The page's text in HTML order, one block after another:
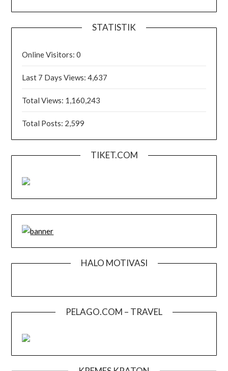
STATISTIK
Online Visitors:0
Last 7 Days Views:4,637
Total Views: 1,160,243
Total Posts: 2,599
TIKET.COM
HALO MOTIVASI
PELAGO.COM – TRAVEL